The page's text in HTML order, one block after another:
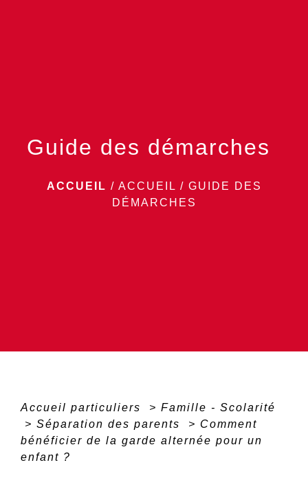
Guide des démarches
ACCUEIL / ACCUEIL / GUIDE DES
DÉMARCHES
Accueil particuliers > Famille - Scolarité
> Séparation des parents > Comment
bénéficier de la garde alternée pour un
enfant ?